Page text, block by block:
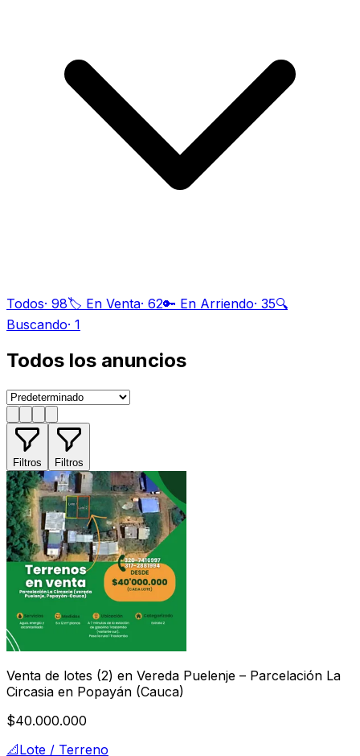
Todos· 98🏷️ En Venta· 62🔑 En Arriendo· 35🔍
Buscando· 1
Todos los anuncios
Filtros Filtros
Venta de lotes (2) en Vereda Puelenje – Parcelación La
Circasia en Popayán (Cauca)
$40.000.000
📐Lote / Terreno